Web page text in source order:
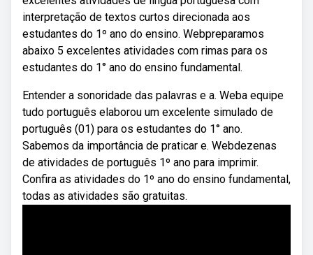
interpretação de textos curtos direcionada aos
estudantes do 1º ano do ensino. Webpreparamos
abaixo 5 excelentes atividades com rimas para os
estudantes do 1° ano do ensino fundamental.
Entender a sonoridade das palavras e a. Weba equipe
tudo português elaborou um excelente simulado de
português (01) para os estudantes do 1° ano.
Sabemos da importância de praticar e. Webdezenas
de atividades de português 1º ano para imprimir.
Confira as atividades do 1º ano do ensino fundamental,
todas as atividades são gratuitas.